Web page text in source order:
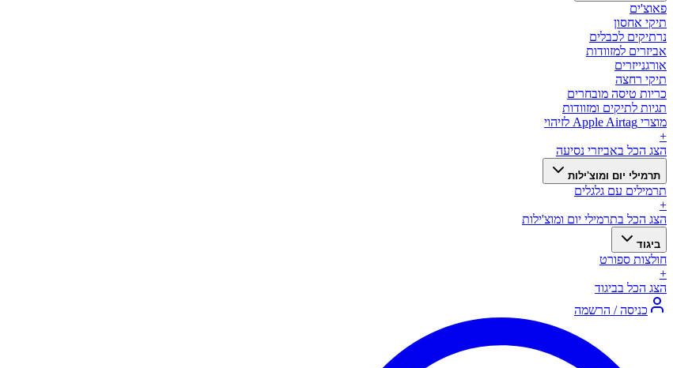
פאוצ'ים
תיקי אחסון
נרתיקים לכבלים
אביזרים למזוודות
אורגנייזרים
תיקי רחצה
כריות טיסה מובחרים
תגיות לתיקים ומזוודות
מוצרי Apple Airtag לזיהוי
+
הצג הכל באביזרי נסיעה
תרמילי יום ומוצ'ילות
תרמילים עם גלגלים
+
הצג הכל בתרמילי יום ומוצ'ילות
ביגוד
חולצות ספורט
+
הצג הכל בביגוד
כניסה / הרשמה